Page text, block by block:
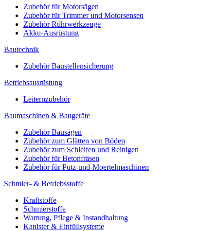
Zubehör für Motorsägen
Zubehör für Trimmer und Motorsensen
Zubehör Rührwerkzeuge
Akku-Ausrüstung
Bautechnik
Zubehör Baustellensicherung
Betriebsausrüstung
Leiternzubehör
Baumaschinen & Baugeräte
Zubehör Bausägen
Zubehör zum Glätten von Böden
Zubehör zum Schleifen und Reinigen
Zubehör für Betonfräsen
Zubehör für Putz-und-Moertelmaschinen
Schmier- & Betriebsstoffe
Kraftstoffe
Schmierstoffe
Wartung, Pflege & Instandhaltung
Kanister & Einfüllsysteme